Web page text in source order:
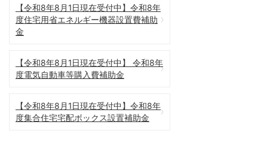
【令和8年8月1日現在受付中】令和8年
度住宅用省エネルギー機器設置費補助
金
【令和8年8月1日現在受付中】 令和8年
度電気自動車等購入費補助金
【令和8年8月1日現在受付中】令和8年
度集合住宅宅配ボックス設置補助金